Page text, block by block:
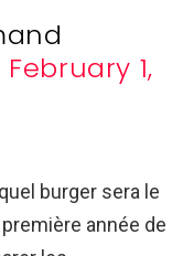
February 1,
burger sera le
année de